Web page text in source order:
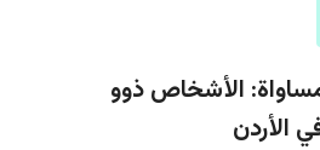
الأشخاص ذوو
الأردن